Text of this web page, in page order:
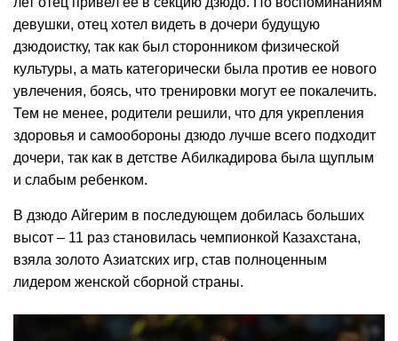
девушки, отец хотел видеть в дочери будущую
дзюдоистку, так как был сторонником физической
культуры, а мать категорически была против ее нового
увлечения, боясь, что тренировки могут ее покалечить.
Тем не менее, родители решили, что для укрепления
здоровья и самообороны дзюдо лучше всего подходит
дочери, так как в детстве Абилкадирова была щуплым
и слабым ребенком.
В дзюдо Айгерим в последующем добилась больших
высот – 11 раз становилась чемпионкой Казахстана,
взяла золото Азиатских игр, став полноценным
лидером женской сборной страны.